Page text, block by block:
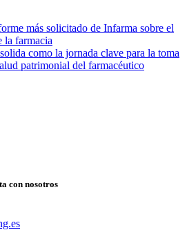
más solicitado de Infarma sobre el
la farmacia
como la jornada clave para la toma
patrimonial del farmacéutico
con nosotros